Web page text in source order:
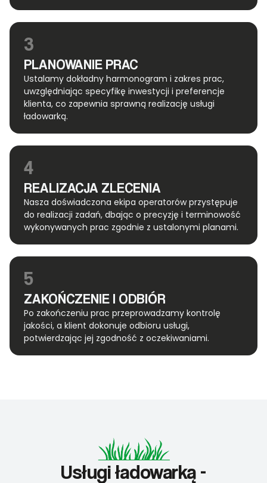
3
PLANOWANIE PRAC
Ustalamy dokładny harmonogram i zakres prac,
uwzględniając specyfikę inwestycji i preferencje
klienta, co zapewnia sprawną realizację usługi
ładowarką.
4
REALIZACJA ZLECENIA
Nasza doświadczona ekipa operatorów przystępuje
do realizacji zadań, dbając o precyzję i terminowość
wykonywanych prac zgodnie z ustalonymi planami.
5
ZAKOŃCZENIE I ODBIÓR
Po zakończeniu prac przeprowadzamy kontrolę
jakości, a klient dokonuje odbioru usługi,
potwierdzając jej zgodność z oczekiwaniami.
Usługi ładowarką -